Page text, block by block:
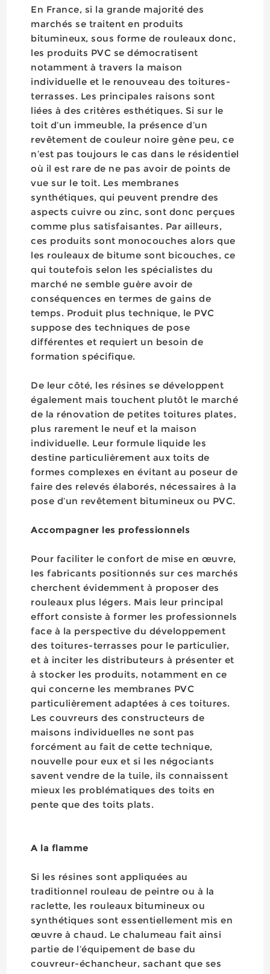
En France, si la grande majorité des
marchés se traitent en produits
bitumineux, sous forme de rouleaux donc,
les produits PVC se démocratisent
notamment à travers la maison
individuelle et le renouveau des toitures-
terrasses. Les principales raisons sont
liées à des critères esthétiques. Si sur le
toit d’un immeuble, la présence d’un
revêtement de couleur noire gène peu, ce
n’est pas toujours le cas dans le résidentiel
où il est rare de ne pas avoir de points de
vue sur le toit. Les membranes
synthétiques, qui peuvent prendre des
aspects cuivre ou zinc, sont donc perçues
comme plus satisfaisantes. Par ailleurs,
ces produits sont monocouches alors que
les rouleaux de bitume sont bicouches, ce
qui toutefois selon les spécialistes du
marché ne semble guère avoir de
conséquences en termes de gains de
temps. Produit plus technique, le PVC
suppose des techniques de pose
différentes et requiert un besoin de
formation spécifique.
De leur côté, les résines se développent
également mais touchent plutôt le marché
de la rénovation de petites toitures plates,
plus rarement le neuf et la maison
individuelle. Leur formule liquide les
destine particulièrement aux toits de
formes complexes en évitant au poseur de
faire des relevés élaborés, nécessaires à la
pose d’un revêtement bitumineux ou PVC.
Accompagner les professionnels
Pour faciliter le confort de mise en œuvre,
les fabricants positionnés sur ces marchés
cherchent évidemment à proposer des
rouleaux plus légers. Mais leur principal
effort consiste à former les professionnels
face à la perspective du développement
des toitures-terrasses pour le particulier,
et à inciter les distributeurs à présenter et
à stocker les produits, notamment en ce
qui concerne les membranes PVC
particulièrement adaptées à ces toitures.
Les couvreurs des constructeurs de
maisons individuelles ne sont pas
forcément au fait de cette technique,
nouvelle pour eux et si les négociants
savent vendre de la tuile, ils connaissent
mieux les problématiques des toits en
pente que des toits plats.
A la flamme
Si les résines sont appliquées au
traditionnel rouleau de peintre ou à la
raclette, les rouleaux bitumineux ou
synthétiques sont essentiellement mis en
œuvre à chaud. Le chalumeau fait ainsi
partie de l’équipement de base du
couvreur-échancheur, sachant que ses